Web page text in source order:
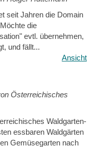
seit Jahren die Domain
die
evtl. übernehmen,
und fällt...
Ansicht
Österreichisches
Waldgarten-
essbaren Waldgärten
Gemüsegarten nach